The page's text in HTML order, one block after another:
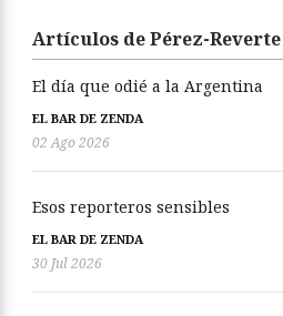
Artículos de Pérez-Reverte
El día que odié a la Argentina
EL BAR DE ZENDA
02 Ago 2026
Esos reporteros sensibles
EL BAR DE ZENDA
30 Jul 2026